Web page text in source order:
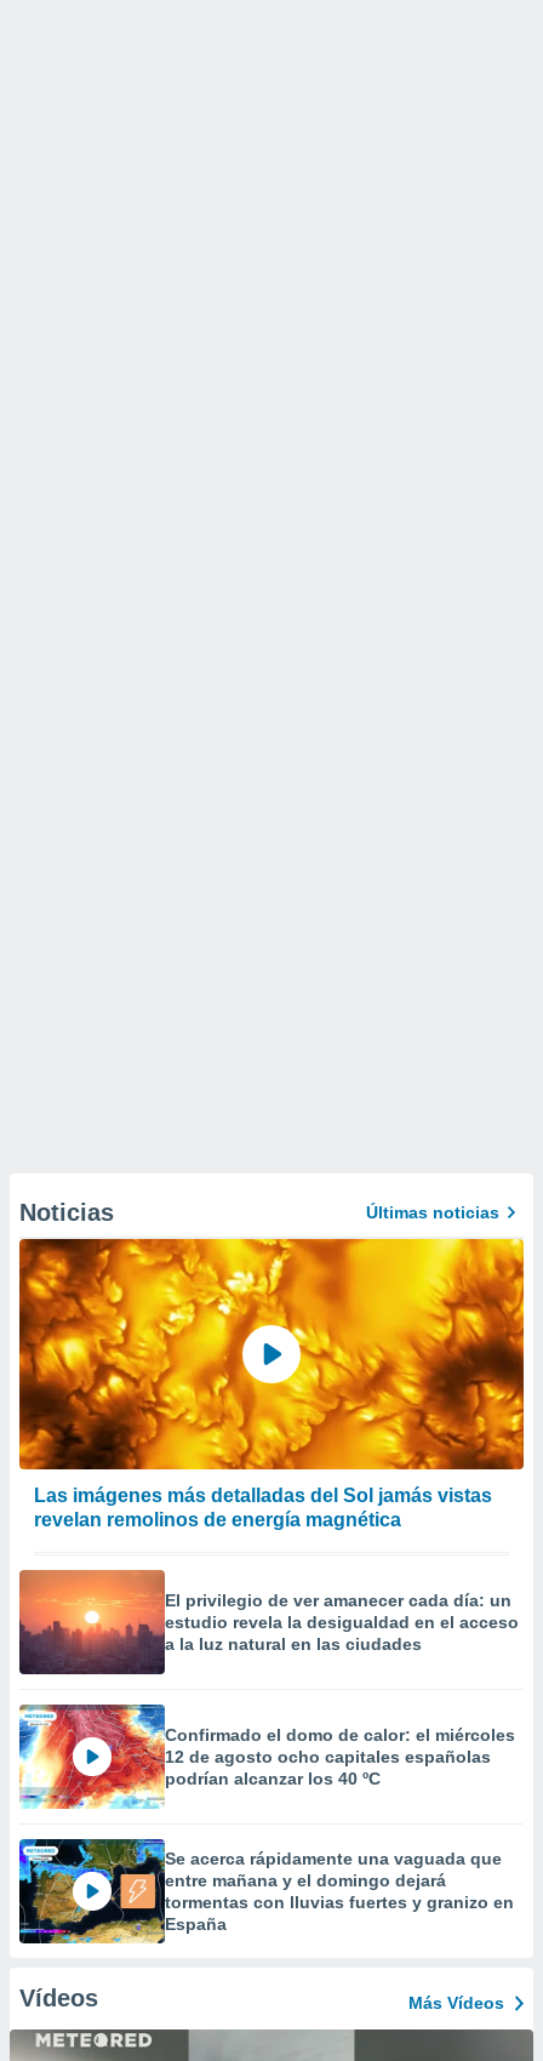
Noticias Últimas noticias
Las imágenes más detalladas del Sol jamás vistas
revelan remolinos de energía magnética
El privilegio de ver amanecer cada día: un
estudio revela la desigualdad en el acceso
a la luz natural en las ciudades
Confirmado el domo de calor: el miércoles
12 de agosto ocho capitales españolas
podrían alcanzar los 40 ºC
Se acerca rápidamente una vaguada que
entre mañana y el domingo dejará
tormentas con lluvias fuertes y granizo en
España
Vídeos Más Vídeos